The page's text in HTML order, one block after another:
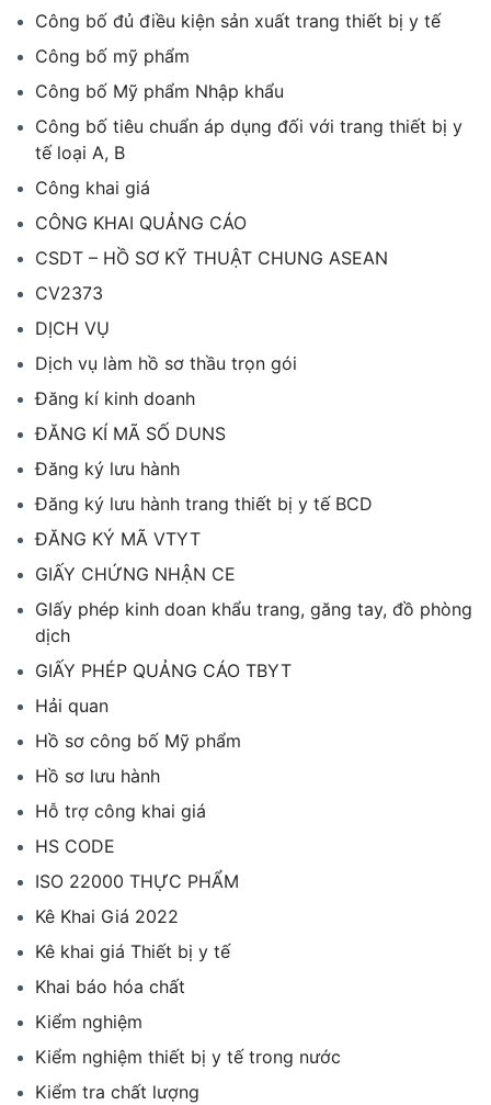
Công bố đủ điều kiện sản xuất trang thiết bị y tế
Công bố mỹ phẩm
Công bố Mỹ phẩm Nhập khẩu
Công bố tiêu chuẩn áp dụng đối với trang thiết bị y
tế loại A, B
Công khai giá
CÔNG KHAI QUẢNG CÁO
CSDT – HỒ SƠ KỸ THUẬT CHUNG ASEAN
CV2373
DỊCH VỤ
Dịch vụ làm hồ sơ thầu trọn gói
Đăng kí kinh doanh
ĐĂNG KÍ MÃ SỐ DUNS
Đăng ký lưu hành
Đăng ký lưu hành trang thiết bị y tế BCD
ĐĂNG KÝ MÃ VTYT
GIẤY CHỨNG NHẬN CE
GIấy phép kinh doan khẩu trang, găng tay, đồ phòng
dịch
GIẤY PHÉP QUẢNG CÁO TBYT
Hải quan
Hồ sơ công bố Mỹ phẩm
Hồ sơ lưu hành
Hỗ trợ công khai giá
HS CODE
ISO 22000 THỰC PHẨM
Kê Khai Giá 2022
Kê khai giá Thiết bị y tế
Khai báo hóa chất
Kiểm nghiệm
Kiểm nghiệm thiết bị y tế trong nước
Kiểm tra chất lượng